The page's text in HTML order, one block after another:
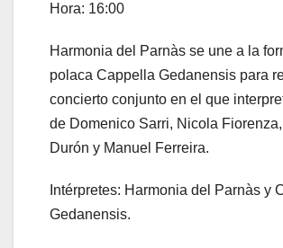
Hora: 16:00
Harmonia del Parnàs se une a la
polaca Cappella Gedanensis para
concierto conjunto en el que
de Domenico Sarri, Nicola
Durón y Manuel Ferreira.
Intérpretes: Harmonia del Parnàs y
Gedanensis.